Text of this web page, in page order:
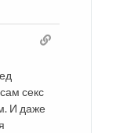
секс
И даже